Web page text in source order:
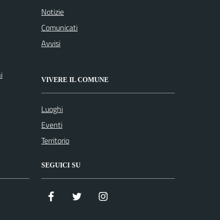
Notizie
Comunicati
Avvisi
VIVERE IL COMUNE
Luoghi
Eventi
Territorio
SEGUICI SU
Facebook Twitter